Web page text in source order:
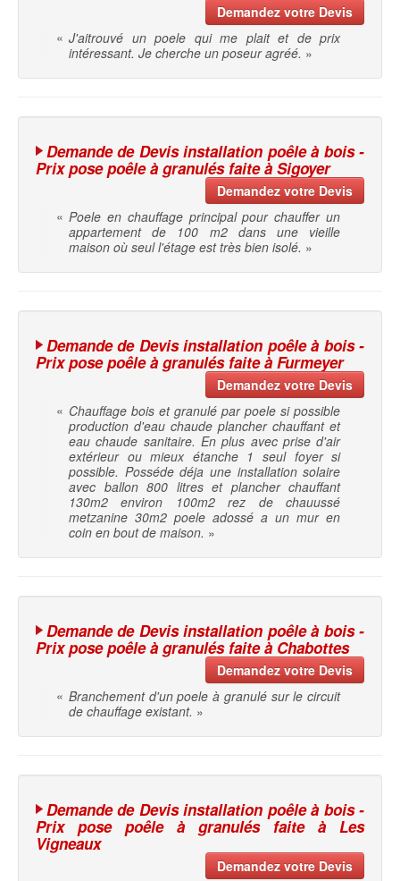
Demandez votre Devis
« J'aitrouvé un poele qui me plait et de prix
intéressant. Je cherche un poseur agréé. »
Demande de Devis installation poêle à bois -
Prix pose poêle à granulés faite à Sigoyer
Demandez votre Devis
« Poele en chauffage principal pour chauffer un
appartement de 100 m2 dans une vieille
maison où seul l'étage est très bien isolé. »
Demande de Devis installation poêle à bois -
Prix pose poêle à granulés faite à Furmeyer
Demandez votre Devis
« Chauffage bois et granulé par poele si possible
production d'eau chaude plancher chauffant et
eau chaude sanitaire. En plus avec prise d'air
extérieur ou mieux étanche 1 seul foyer si
possible. Posséde déja une installation solaire
avec ballon 800 litres et plancher chauffant
130m2 environ 100m2 rez de chauussé
metzanine 30m2 poele adossé a un mur en
coin en bout de maison. »
Demande de Devis installation poêle à bois -
Prix pose poêle à granulés faite à Chabottes
Demandez votre Devis
« Branchement d'un poele à granulé sur le circuit
de chauffage existant. »
Demande de Devis installation poêle à bois -
Prix pose poêle à granulés faite à Les
Vigneaux
Demandez votre Devis